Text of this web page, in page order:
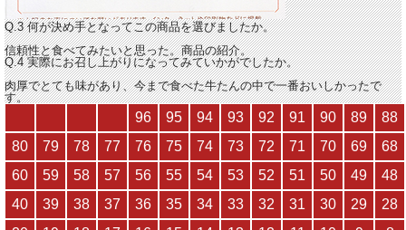
Q.3 何が決め手となってこの商品を選びましたか。
信頼性と食べてみたいと思った。商品の紹介。
Q.4 実際にお召し上がりになってみていかがでしたか。
肉厚でとても味があり、今まで食べた牛たんの中で一番おいしかったで
す。